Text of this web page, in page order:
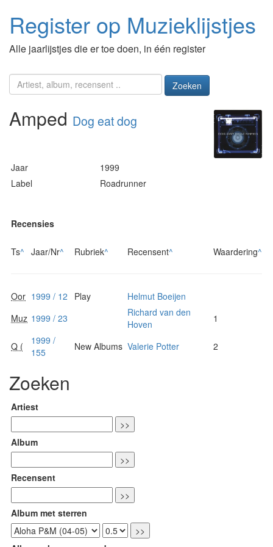
Register op Muzieklijstjes
Alle jaarlijstjes die er toe doen, in één register
Zoeken
Amped Dog eat dog
Jaar
1999
Label
Roadrunner
Recensies
Ts^ Jaar/Nr^ Rubriek^ Recensent^ Waardering^
Oor 1999 / 12 Play
Helmut Boeijen
Muz 1999 / 23
Richard van den
Hoven
1
Q (
1999 /
155
New Albums Valerie Potter 2
Zoeken
Artiest
Album
Recensent
Album met sterren